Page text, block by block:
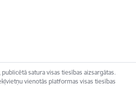
satura visas tiesības aizsargātas.
vienotās platformas visas tiesības